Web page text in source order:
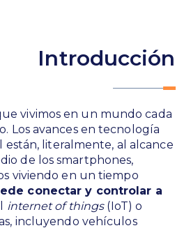
Introducción
vivimos en un mundo cada
Los avances en tecnología
literalmente, al alcance
de los smartphones,
viviendo en un tiempo
conectar y controlar a
internet of things(IoT) o
incluyendo vehículos